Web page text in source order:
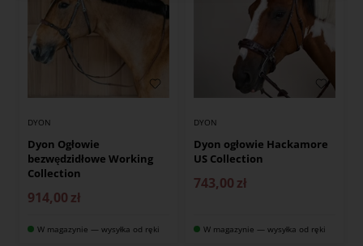
DYON
Dyon Ogłowie
bezwędzidłowe Working
Collection
914,00 zł
W magazynie — wysyłka od ręki
DYON
Dyon ogłowie Hackamore
US Collection
743,00 zł
W magazynie — wysyłka od ręki